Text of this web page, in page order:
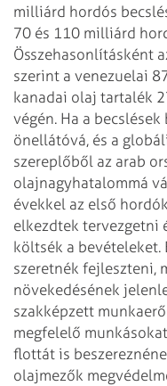
milliárd hordós
70 és 110 milliárd
Összehasonlításként
szerint a venezuelai
kanadai olaj tartalék
végén. Ha a
önellátóvá, és a
szereplőből az arab
olajnagyhatalommá
évekkel az első
elkezdtek tervezgetni
költsék a bevételeket.
szeretnék fejleszteni,
növekedésének
szakképzett
megfelelő
flottát is
olajmezők